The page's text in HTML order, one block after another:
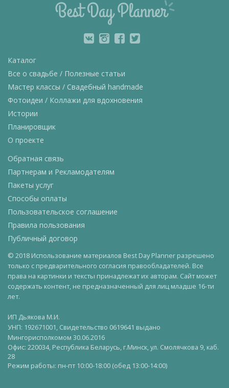
Каталог
Все о свадьбе / Полезные статьи
Мастер классы / Свадебный handmade
Фотоидеи / Коллажи для вдохновения
Истории
Планировщик
О проекте
Обратная связь
Партнерам и Рекламодателям
Пакеты услуг
Способы оплаты
Пользовательское соглашение
Правила пользования
Публичный договор
© 2018 Использование материалов Best Day Planner разрешено
только с предварительного согласия правообладателей. Все
права на картинки и тексты принадлежат их авторам. Сайт может
содержать контент, не предназначенный для лиц младше 16-ти
лет.
ИП Дьякова М.И.
УНП: 192671001, Свидетельство 0619641 выдано
Мингорисполкомом 30.06.2016
Офис: 220034, Республика Беларусь, г.Минск, ул. Смолячкова 9, каб.
28
Режим работы: пн-пт 10:00-18:00 (обед 13:00-14:00)